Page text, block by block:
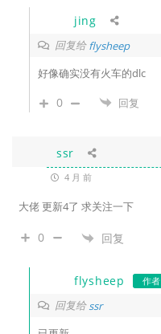
jing
回复给flysheep
好像确实没有火车的dlc
0 回复
ssr
4 月 前
大佬 更新4了 求关注一下
0 回复
flysheep 作者
回复给ssr